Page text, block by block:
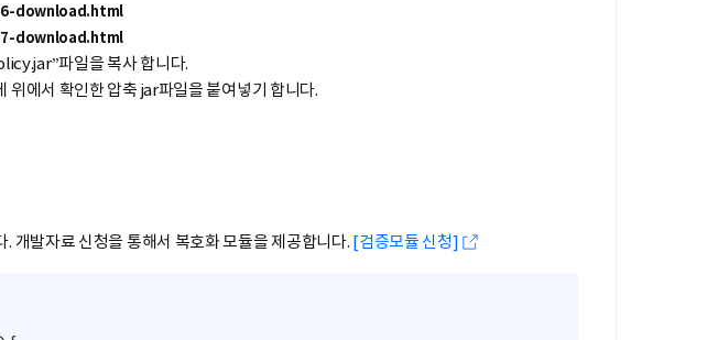
download.html
download.html
파일을 복사 합니다.
에서 확인한 압축 jar파일을 붙여넣기 합니다.
개발자료 신청을 통해서 복호화 모듈을 제공합니다. [검증모듈 신청]